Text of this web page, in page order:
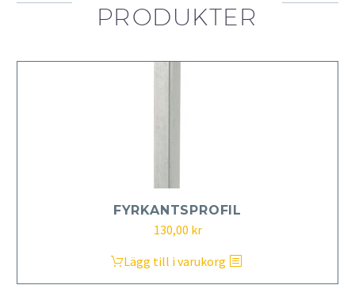
PRODUKTER
FYRKANTSPROFIL
130,00 kr
Lägg till i varukorg